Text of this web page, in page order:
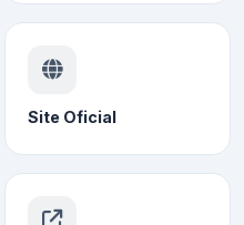
Site Oficial